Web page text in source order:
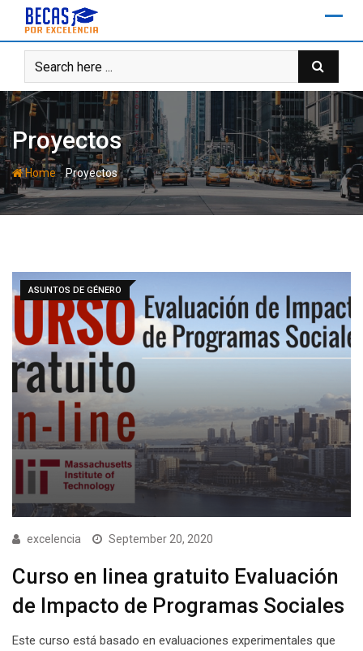
content
Proyectos
Home-Proyectos
ASUNTOS DE GÉNERO
excelencia September 20, 2020
Curso en linea gratuito Evaluación
de Impacto de Programas Sociales
Este curso está basado en evaluaciones experimentales que